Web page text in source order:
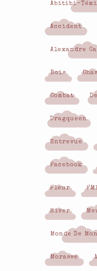
Abitibi-
Accident
Alexandre
Bois
Combat
Dragqueen
Entrevue
Facebook
Fleur
Hiver
Monde De
Morasse